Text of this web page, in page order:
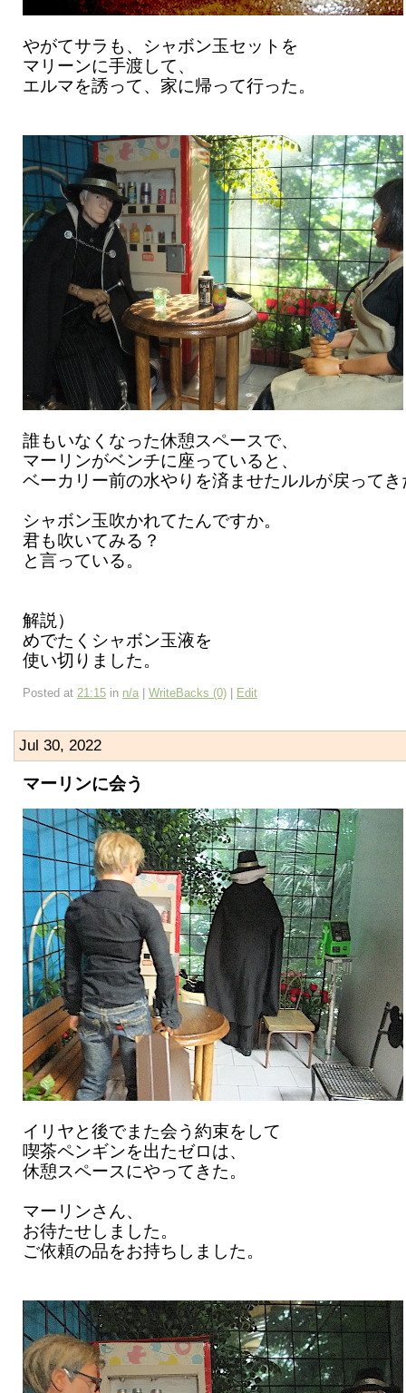
やがてサラも、シャボン玉セットを
マリーンに手渡して、
エルマを誘って、家に帰って行った。
誰もいなくなった休憩スペースで、
マーリンがベンチに座っていると、
ベーカリー前の水やりを済ませたルルが戻ってき
シャボン玉吹かれてたんですか。
君も吹いてみる？
と言っている。
解説）
めでたくシャボン玉液を
使い切りました。
Posted at 21:15 in n/a WriteBacks (0) Edit
Jul 30, 2022
マーリンに会う
イリヤと後でまた会う約束をして
喫茶ペンギンを出たゼロは、
休憩スペースにやってきた。
マーリンさん、
お待たせしました。
ご依頼の品をお持ちしました。